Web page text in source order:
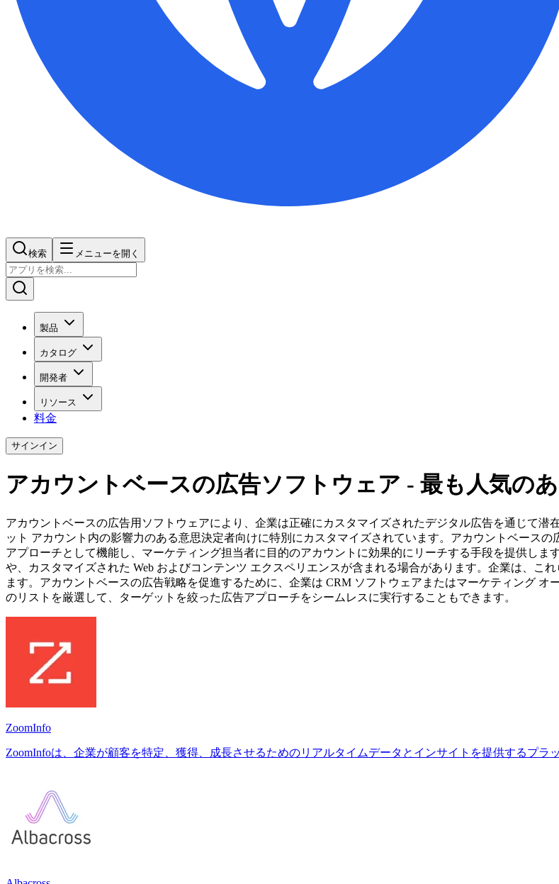
検索 メニューを開く
製品
カタログ
開発者
リソース
料金
サインイン
アカウントベースの広告ソフトウェア - 最も人気の
アカウントベースの広告用ソフトウェアにより、企業は正確にカスタマイズされたデジタル広告を通じて
ット アカウント内の影響力のある意思決定者向けに特別にカスタマイズされています。アカウントベース
アプローチとして機能し、マーケティング担当者に目的のアカウントに効果的にリーチする手段を提供し
や、カスタマイズされた Web およびコンテンツ エクスペリエンスが含まれる場合があります。企業は、こ
ます。アカウントベースの広告戦略を促進するために、企業は CRM ソフトウェアまたはマーケティング
のリストを厳選して、ターゲットを絞った広告アプローチをシームレスに実行することもできます。
ZoomInfo
ZoomInfoは、企業が顧客を特定、獲得、成長させるためのリアルタイムデータとインサイトを提供するプラ